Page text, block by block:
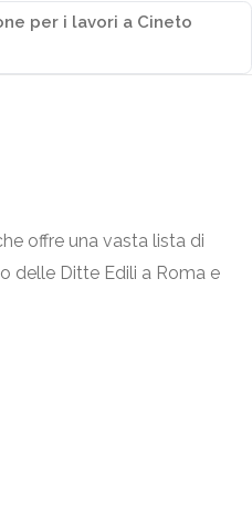
per i lavori a Cineto
offre una vasta lista di
delle Ditte Edili a Roma e